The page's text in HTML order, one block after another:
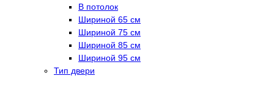
В потолок
Шириной 65 см
Шириной 75 см
Шириной 85 см
Шириной 95 см
Тип двери